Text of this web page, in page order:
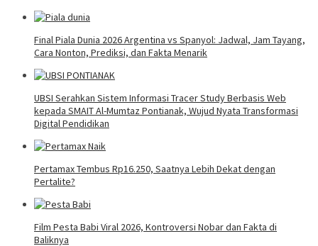
Final Piala Dunia 2026 Argentina vs Spanyol: Jadwal, Jam Tayang,
Cara Nonton, Prediksi, dan Fakta Menarik
UBSI Serahkan Sistem Informasi Tracer Study Berbasis Web
kepada SMAIT Al-Mumtaz Pontianak, Wujud Nyata Transformasi
Digital Pendidikan
Pertamax Tembus Rp16.250, Saatnya Lebih Dekat dengan
Pertalite?
Film Pesta Babi Viral 2026, Kontroversi Nobar dan Fakta di
Baliknya